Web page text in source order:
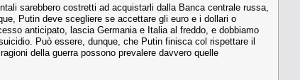
sarebbero costretti ad acquistarli dalla Banca centrale russa,
Putin deve scegliere se accettare gli euro e i dollari o
anticipato, lascia Germania e Italia al freddo, e dobbiamo
Può essere, dunque, che Putin finisca col rispettare il
della guerra possono prevalere davvero quelle